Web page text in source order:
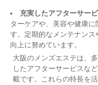
充実したアフターサー
ターケアや、美容や健康
す。定期的なメンテナン
向上に努めています。
大阪のメンズエステは、
したアフターサービスな
載です。これらの特長を